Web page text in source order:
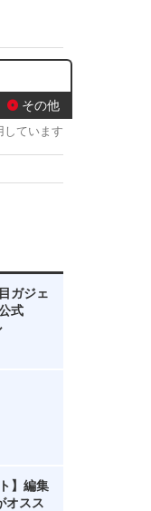
その他
ています
ガジェ
式
】編集
オスス